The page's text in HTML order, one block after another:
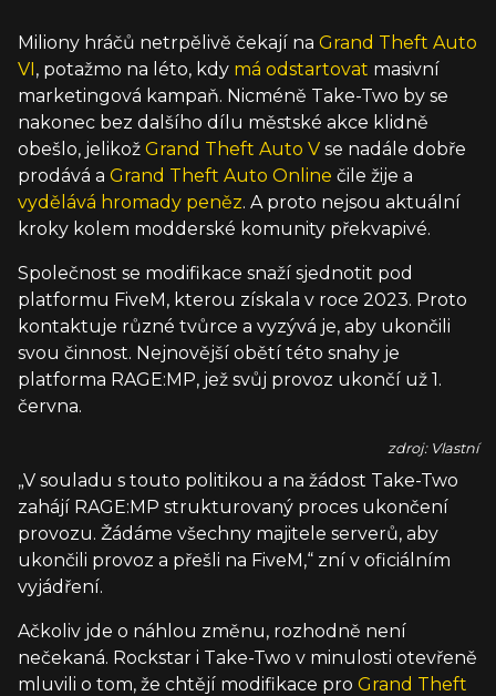
Miliony hráčů netrpělivě čekají na Grand Theft Auto
VI, potažmo na léto, kdy má odstartovat masivní
marketingová kampaň. Nicméně Take-Two by se
nakonec bez dalšího dílu městské akce klidně
obešlo, jelikož Grand Theft Auto V se nadále dobře
prodává a Grand Theft Auto Online čile žije a
vydělává hromady peněz. A proto nejsou aktuální
kroky kolem modderské komunity překvapivé.
Společnost se modifikace snaží sjednotit pod
platformu FiveM, kterou získala v roce 2023. Proto
kontaktuje různé tvůrce a vyzývá je, aby ukončili
svou činnost. Nejnovější obětí této snahy je
platforma RAGE:MP, jež svůj provoz ukončí už 1.
června.
zdroj: Vlastní
„V souladu s touto politikou a na žádost Take-Two
zahájí RAGE:MP strukturovaný proces ukončení
provozu. Žádáme všechny majitele serverů, aby
ukončili provoz a přešli na FiveM,“ zní v oficiálním
vyjádření.
Ačkoliv jde o náhlou změnu, rozhodně není
nečekaná. Rockstar i Take-Two v minulosti otevřeně
mluvili o tom, že chtějí modifikace pro Grand Theft